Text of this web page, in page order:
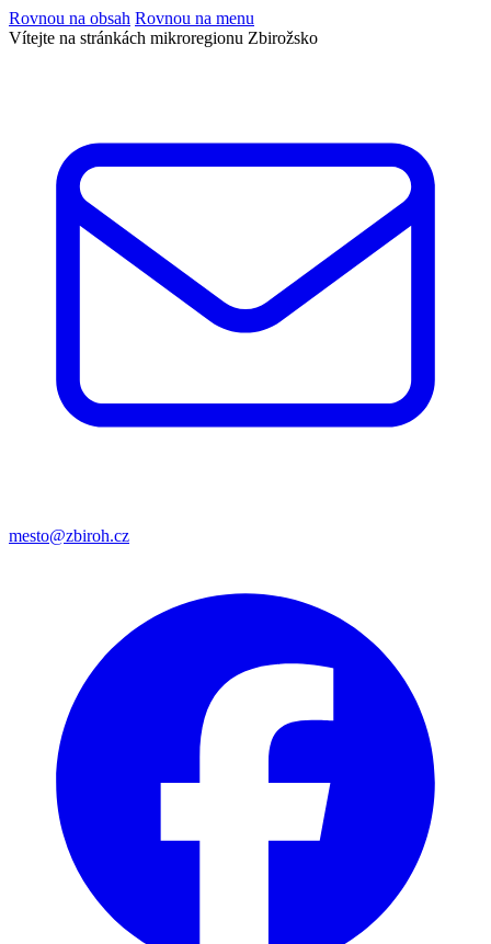
Rovnou na obsah Rovnou na menu
Vítejte na stránkách mikroregionu Zbirožsko
mesto@zbiroh.cz